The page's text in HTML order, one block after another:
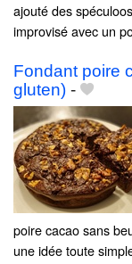
ajouté des
improvisé avec un
Fondant poire
gluten) -
poire cacao sans
une idée toute